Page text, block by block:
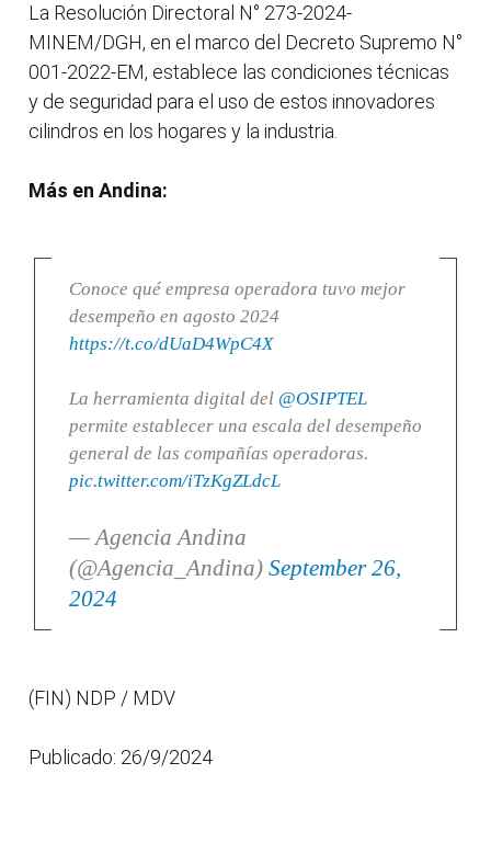
La Resolución Directoral N° 273-2024-
MINEM/DGH, en el marco del Decreto Supremo N°
001-2022-EM, establece las condiciones técnicas
y de seguridad para el uso de estos innovadores
cilindros en los hogares y la industria.
Más en Andina:
Conoce qué empresa operadora tuvo mejor
desempeño en agosto 2024
https://t.co/dUaD4WpC4X
La herramienta digital del @OSIPTEL
permite establecer una escala del desempeño
general de las compañías operadoras.
pic.twitter.com/iTzKgZLdcL
— Agencia Andina
(@Agencia_Andina) September 26,
2024
(FIN) NDP / MDV
Publicado: 26/9/2024